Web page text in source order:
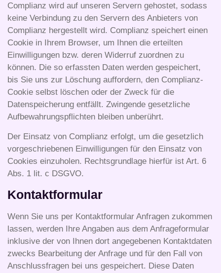
Complianz wird auf unseren Servern gehostet, sodass
keine Verbindung zu den Servern des Anbieters von
Complianz hergestellt wird. Complianz speichert einen
Cookie in Ihrem Browser, um Ihnen die erteilten
Einwilligungen bzw. deren Widerruf zuordnen zu
können. Die so erfassten Daten werden gespeichert,
bis Sie uns zur Löschung auffordern, den Complianz-
Cookie selbst löschen oder der Zweck für die
Datenspeicherung entfällt. Zwingende gesetzliche
Aufbewahrungspflichten bleiben unberührt.
Der Einsatz von Complianz erfolgt, um die gesetzlich
vorgeschriebenen Einwilligungen für den Einsatz von
Cookies einzuholen. Rechtsgrundlage hierfür ist Art. 6
Abs. 1 lit. c DSGVO.
Kontaktformular
Wenn Sie uns per Kontaktformular Anfragen zukommen
lassen, werden Ihre Angaben aus dem Anfrageformular
inklusive der von Ihnen dort angegebenen Kontaktdaten
zwecks Bearbeitung der Anfrage und für den Fall von
Anschlussfragen bei uns gespeichert. Diese Daten